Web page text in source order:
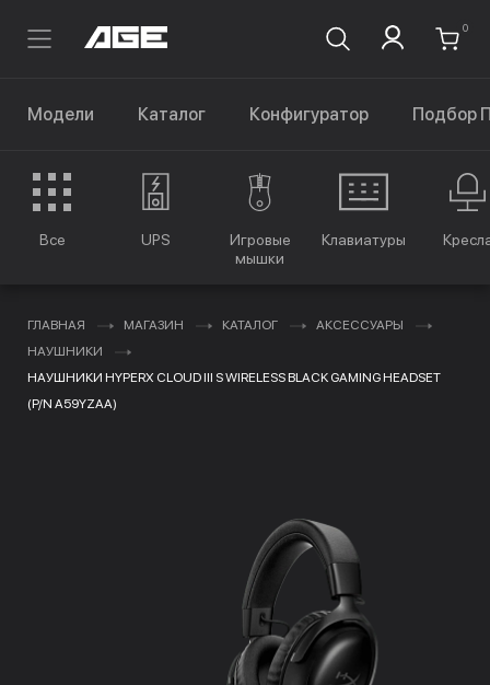
0
Модели Каталог Конфигуратор Подбор
Все UPS
Игровые
мышки
Клавиатуры
ГЛАВНАЯ МАГАЗИН КАТАЛОГ
АКСЕССУАРЫ
НАУШНИКИ
НАУШНИКИ HYPERX CLOUD III S WIRELESS BLACK GAMING HEADSET
(P/N A59YZAA)